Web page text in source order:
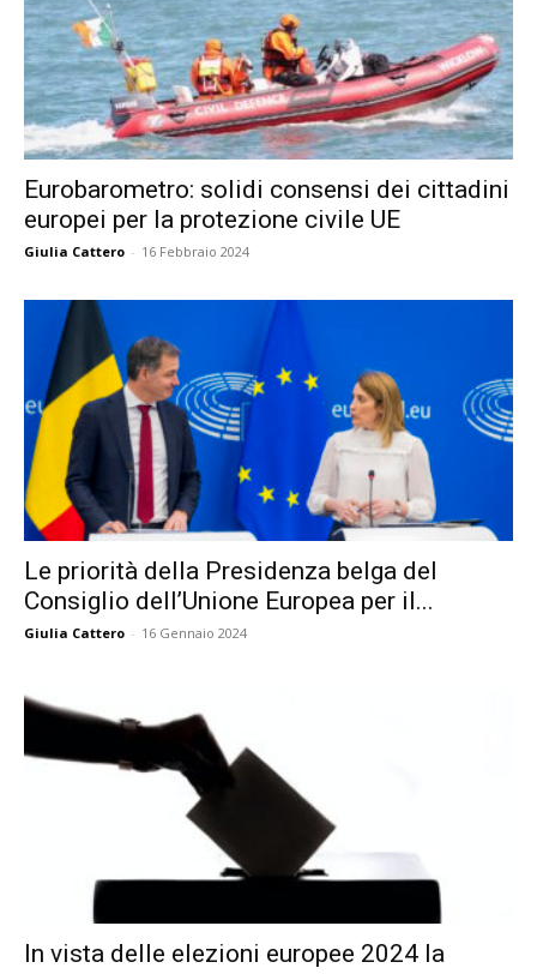
Eurobarometro: solidi consensi dei cittadini
europei per la protezione civile UE
Giulia Cattero - 16 Febbraio 2024
Le priorità della Presidenza belga del
Consiglio dell’Unione Europea per il...
Giulia Cattero - 16 Gennaio 2024
In vista delle elezioni europee 2024 la